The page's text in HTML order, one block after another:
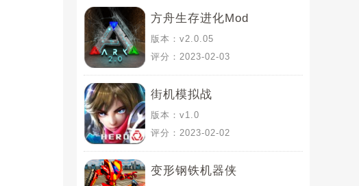
方舟生存进化Mod
版本：v2.0.05
评分：2023-02-03
街机模拟战
版本：v1.0
评分：2023-02-02
变形钢铁机器侠